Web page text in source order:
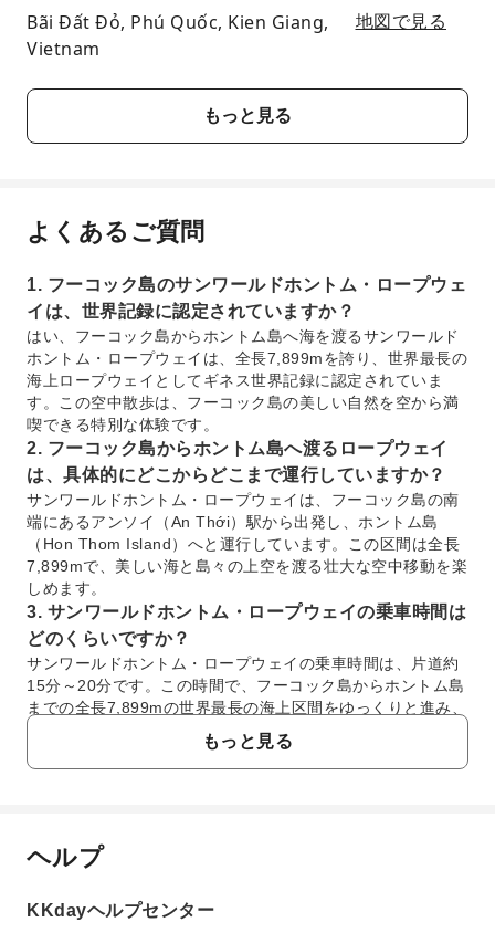
Bãi Đất Đỏ, Phú Quốc, Kien Giang,
Vietnam
地図で見る
もっと見る
よくあるご質問
1. フーコック島のサンワールドホントム・ロープウェ
イは、世界記録に認定されていますか？
はい、フーコック島からホントム島へ海を渡るサンワールド
ホントム・ロープウェイは、全長7,899mを誇り、世界最長の
海上ロープウェイとしてギネス世界記録に認定されていま
す。この空中散歩は、フーコック島の美しい自然を空から満
喫できる特別な体験です。
2. フーコック島からホントム島へ渡るロープウェイ
は、具体的にどこからどこまで運行していますか？
サンワールドホントム・ロープウェイは、フーコック島の南
端にあるアンソイ（An Thới）駅から出発し、ホントム島
（Hon Thom Island）へと運行しています。この区間は全長
7,899mで、美しい海と島々の上空を渡る壮大な空中移動を楽
しめます。
3. サンワールドホントム・ロープウェイの乗車時間は
どのくらいですか？
サンワールドホントム・ロープウェイの乗車時間は、片道約
15分～20分です。この時間で、フーコック島からホントム島
までの全長7,899mの世界最長の海上区間をゆっくりと進み、
眼下に広がる壮大な海の景色と島々の絶景をお楽しみいただ
4. サンワールドホントムがあるフーコック島へは、ど
ベトナムの主要都市（ホーチミン、ハノイなど）や一部の国
際都市からフーコック国際空港（Phu Quoc International
やシャトルバスで島内の各エリアへ移動できます。
もっと見る
よくあるご質問
1. フーコック島のサンワールドホントム・ロープ
ヘルプ
KKdayヘルプセンター